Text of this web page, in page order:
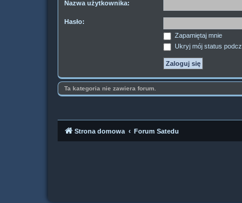
Nazwa użytkownika:
Hasło:
Zapamiętaj mnie
Ukryj mój status
Ta kategoria nie zawiera forum.
Strona domowa Forum Satedu